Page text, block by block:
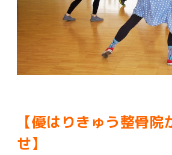
【優はりきゅう整骨院
せ】